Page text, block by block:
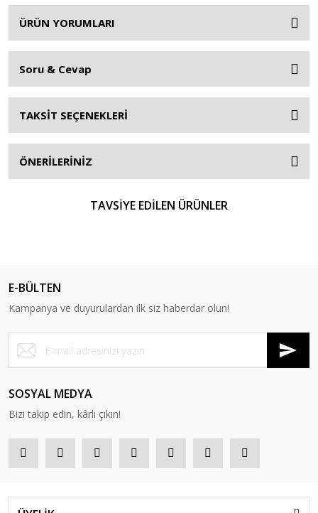
ÜRÜN YORUMLARI
Soru & Cevap
TAKSİT SEÇENEKLERİ
ÖNERİLERİNİZ
TAVSİYE EDİLEN ÜRÜNLER
E-BÜLTEN
Kampanya ve duyurulardan ilk siz haberdar olun!
SOSYAL MEDYA
Bizi takip edin, kârlı çıkın!